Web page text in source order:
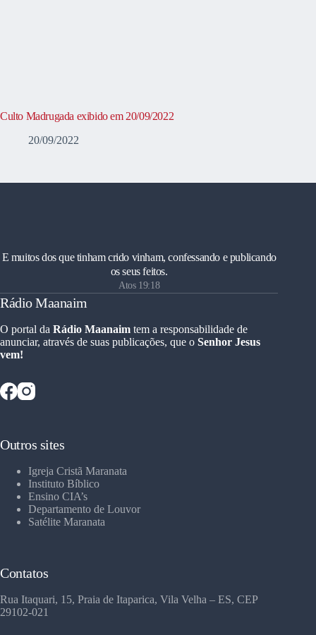
Culto Madrugada exibido em 20/09/2022
20/09/2022
E muitos dos que tinham crido vinham, confessando e publicando
os seus feitos.
Atos 19:18
Rádio Maanaim
O portal da Rádio Maanaim tem a responsabilidade de
anunciar, através de suas publicações, que o Senhor Jesus
vem!
Outros sites
Igreja Cristã Maranata
Instituto Bíblico
Ensino CIA’s
Departamento de Louvor
Satélite Maranata
Contatos
Rua Itaquari, 15, Praia de Itaparica, Vila Velha – ES, CEP
29102-021